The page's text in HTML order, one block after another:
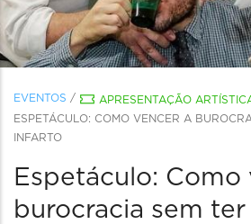
EVENTOS / APRESENTAÇÃO
ESPETÁCULO: COMO VENCER A
INFARTO
Espetáculo: Como
burocracia sem